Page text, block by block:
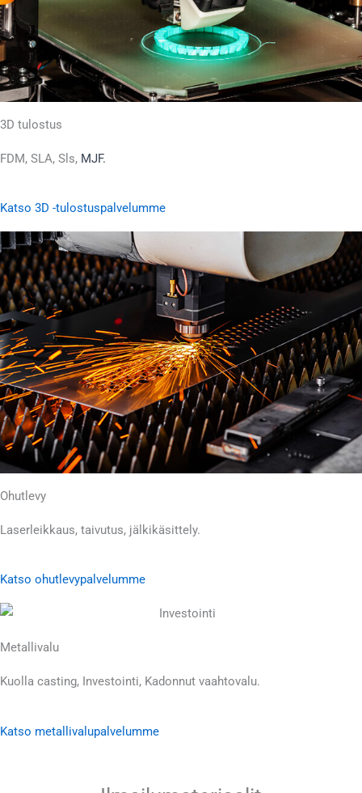
3D tulostus
FDM, SLA, Sls, MJF.
Katso 3D -tulostuspalvelumme
Ohutlevy
Laserleikkaus, taivutus, jälkikäsittely.
Katso ohutlevypalvelumme
Metallivalu
Kuolla casting, Investointi, Kadonnut vaahtovalu.
Katso metallivalupalvelumme